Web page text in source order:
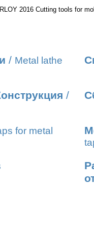
2016 Cutting tools for
/ Metal lathe
/
for metal